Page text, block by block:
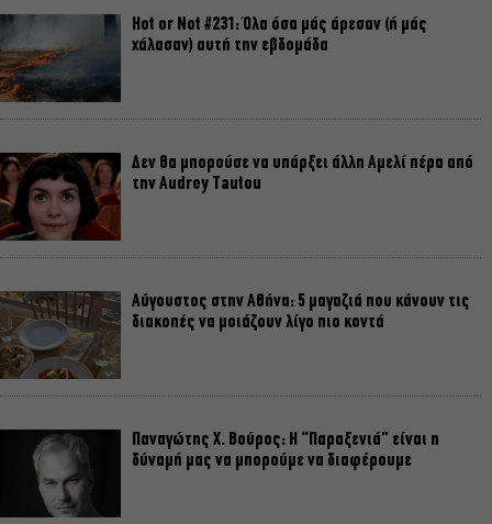
Hot or Not #231: Όλα όσα μάς άρεσαν (ή μάς
χάλασαν) αυτή την εβδομάδα
Δεν θα μπορούσε να υπάρξει άλλη Αμελί πέρα από
την Audrey Tautou
Αύγουστος στην Αθήνα: 5 μαγαζιά που κάνουν τις
διακοπές να μοιάζουν λίγο πιο κοντά
Παναγώτης Χ. Βούρος: Η “Παραξενιά” είναι η
δύναμή μας να μπορούμε να διαφέρουμε